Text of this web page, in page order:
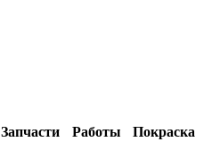
Запчасти Работы
Покраска